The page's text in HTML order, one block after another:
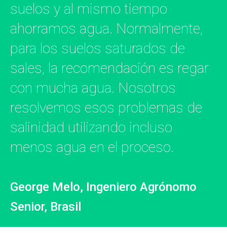
suelos y al mismo tiempo
ahorramos agua. Normalmente,
para los suelos saturados de
sales, la recomendación es regar
con mucha agua. Nosotros
resolvemos esos problemas de
salinidad utilizando incluso
menos agua en el proceso.
George Melo, Ingeniero Agrónomo
Senior, Brasil